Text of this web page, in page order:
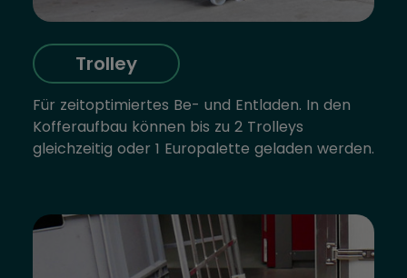
Trolley
Für zeitoptimiertes Be- und Entladen. In den
Kofferaufbau können bis zu 2 Trolleys
gleichzeitig oder 1 Europalette geladen werden.